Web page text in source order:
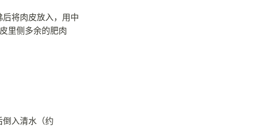
将肉皮放入，用中
里侧多余的肥肉
入清水（约